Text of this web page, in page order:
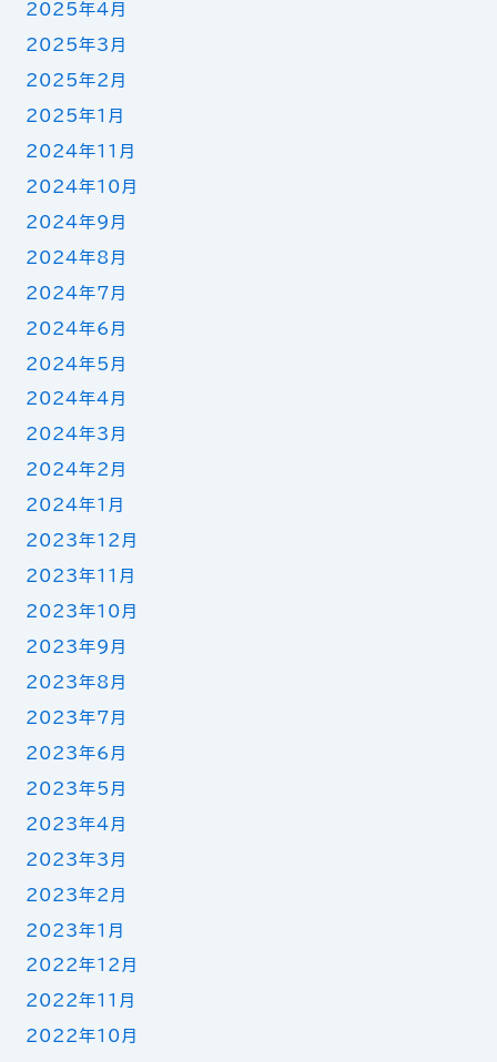
2025年4月
2025年3月
2025年2月
2025年1月
2024年11月
2024年10月
2024年9月
2024年8月
2024年7月
2024年6月
2024年5月
2024年4月
2024年3月
2024年2月
2024年1月
2023年12月
2023年11月
2023年10月
2023年9月
2023年8月
2023年7月
2023年6月
2023年5月
2023年4月
2023年3月
2023年2月
2023年1月
2022年12月
2022年11月
2022年10月